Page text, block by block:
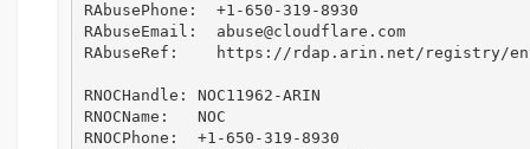
RAbusePhone:  +1-650-319-8930
RAbuseEmail:  abuse@cloudflare.com
RAbuseRef:    https://rdap.arin.net/registry/
RNOCHandle: NOC11962-ARIN
RNOCName:   NOC
RNOCPhone:  +1-650-319-8930